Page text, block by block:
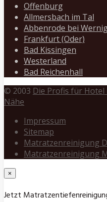
Offenburg
Allmersbach im Tal
Abbenrode bei
Frankfurt (Oder)
Bad Kissingen
Westerland
Bad Reichenhall
© 2003 Die Profis für
Nähe
Impressum
Sitemap
Matratzenreinigung
Matratzenreinigung
×
Jetzt